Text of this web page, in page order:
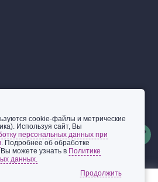
данных
cookie-файлы и метрические
Используя сайт, Вы
персональных данных при
. Подробнее об обработке
можете узнать в Политике
данных.